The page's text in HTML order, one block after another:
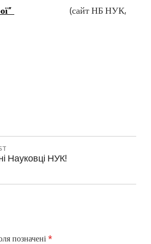
(сайт НБ НУК,
Науковці НУК!
позначені *